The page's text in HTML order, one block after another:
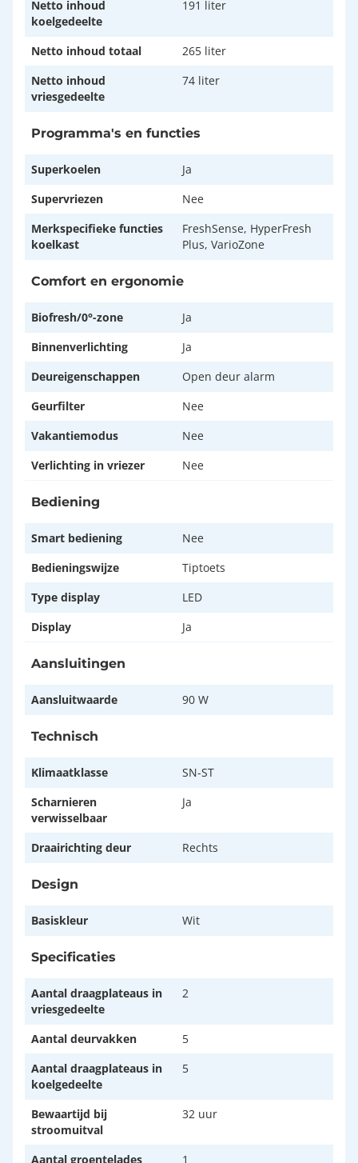
Netto inhoud
koelgedeelte
191 liter
Netto inhoud totaal
265 liter
Netto inhoud
vriesgedeelte
74 liter
Programma's en functies
Superkoelen
Ja
Supervriezen
Nee
Merkspecifieke functies
koelkast
FreshSense, HyperFresh
Plus, VarioZone
Comfort en ergonomie
Biofresh/0°-zone
Ja
Binnenverlichting
Ja
Deureigenschappen
Open deur alarm
Geurfilter
Nee
Vakantiemodus
Nee
Verlichting in vriezer
Nee
Bediening
Smart bediening
Nee
Bedieningswijze
Tiptoets
Type display
LED
Display
Ja
Aansluitingen
Aansluitwaarde 90 W
Technisch
Klimaatklasse
SN-ST
Scharnieren
verwisselbaar
Ja
Draairichting deur Rechts
Design
Basiskleur Wit
Specificaties
Aantal draagplateaus in
vriesgedeelte
2
Aantal deurvakken
5
Aantal draagplateaus in
koelgedeelte
5
Bewaartijd bij
stroomuitval
32 uur
Aantal groentelades
1